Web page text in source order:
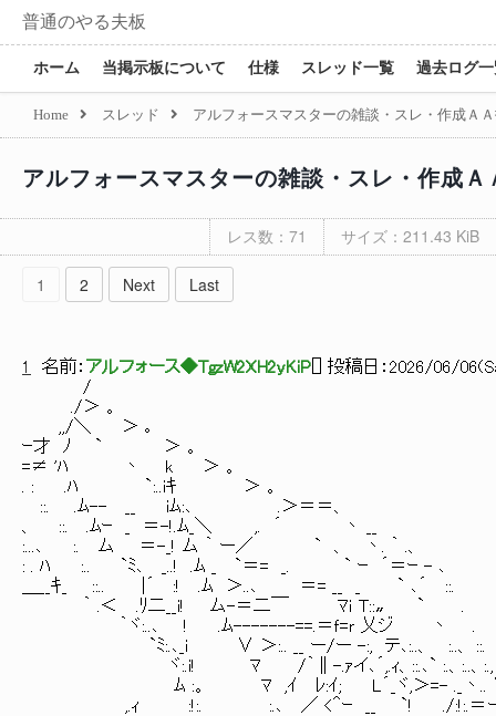
普通のやる夫板
ホーム 当掲示板について 仕様 スレッド一覧 過去ログ
Home スレッド アルフォースマスターの雑談・スレ・作成Ａ
アルフォースマスターの雑談・スレ・作成Ａ
レス数：71 サイズ：211.43 KiB
1 2 Next Last
1 名前： アルフォース◆TgzW2XH2yKiP ] 投稿日： 2026/06/
/
./＞ 。
,,/＼ ＞ ｡
ｰ才 ﾉ ` ＞ 。
=≠ 'ﾊ 丶 k ＞ 。
. : .ﾊ `:..iｷ ＞ 。
::. .ﾑ-- __ iﾑ:､ .＞＝＝、
、 ::. .ﾑｰ _ ＝-!.ﾑ_＼ ,. ´ 丶 __
:...､ :. ム ＝-_! ム ｀ ー／ ` 、 丶. ｀ .、
: . ﾊ :.. `ﾐ､ _..! .ﾑ _ `＝= _. ` ｰ ´＝ｰ - ､
＿__ｷ_ ::.. |´ :! .ﾑ ＞..､ ＝= __ _ ` ､´ ::.
｀ .＜ .ﾘ二__i! ム-＝二￣ ﾏｉ T::〟 ` .
｀ヾ:..､ ! .ﾑ-------==.＝ｆ=ｒ 乂ジ 丶 .
`ﾐ:.､_i ∨ ＞:.. __ ー/ー -:, テ､:..、 :..、
ヾ:.i! ﾏ /｀∥-.ｧイ､´,.ｨ、::.､` :.、:..、:.,
ﾑ :。 ﾏ ,ｲ ﾚ:ｲ; L´_ヾ,＞=- ._
,.ｨ :!:. :.､ ／ <＾ｰ __ `! ./:!:.＝